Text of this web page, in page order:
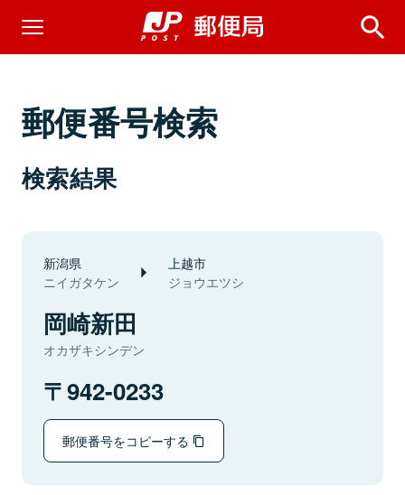
郵便番号検索
検索結果
新潟県
ニイガタケン
上越市
ジョウエツシ
岡崎新田
オカザキシンデン
942-0233
郵便番号をコピーする